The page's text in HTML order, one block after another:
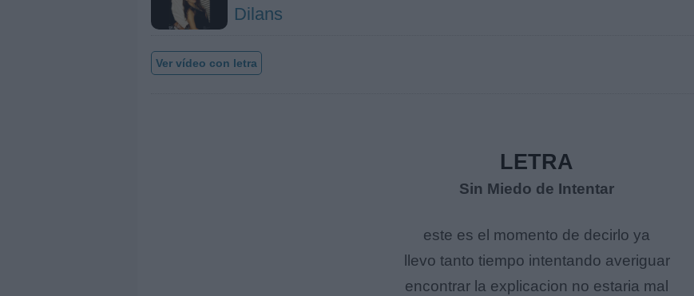
Dilans
Ver vídeo con letra
LETRA
Sin Miedo de Intentar
este es el momento de decirlo ya
llevo tanto tiempo intentando averiguar
encontrar la explicacion no estaria mal